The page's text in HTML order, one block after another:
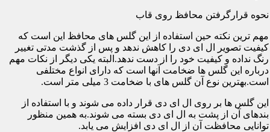
نحوه قرارگرفتن محافظ روی قاب
مهم ترین نکته حین استفاده از این گلس های محافظ این است که
کیفیت تصویر ال ای دی را کاهش ندهد و پس از گذشت مدتی تغییر
رنگ نداده و کیفیت خود را از دست ندهد.البته یکی دیگر از نکات مهم
درباره این گلس ها ضخامت آنها است که دارای انواع مختلفی
است.بهترین نوع آن گلس های با ضخامت 3 میلی متر است.
این گلس ها بر روی ال ای دی قرار داده می شوند و با استفاده از
بندهای آن از پشت به ال ای دی بسته می شوند.به همین منظور
توانایی محافظت آن از ال ای دی افزایش می یابد.